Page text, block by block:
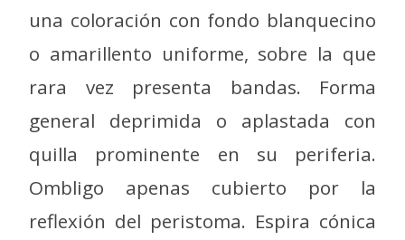
una coloración con fondo blanquecino
o amarillento uniforme, sobre la que
rara vez presenta bandas. Forma
general deprimida o aplastada con
quilla prominente en su periferia.
Ombligo apenas cubierto por la
reflexión del peristoma. Espira cónica